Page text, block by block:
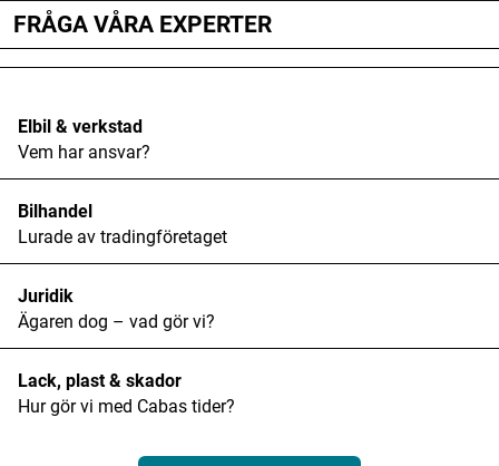
FRÅGA VÅRA EXPERTER
Elbil & verkstad
Vem har ansvar?
Bilhandel
Lurade av tradingföretaget
Juridik
Ägaren dog – vad gör vi?
Lack, plast & skador
Hur gör vi med Cabas tider?